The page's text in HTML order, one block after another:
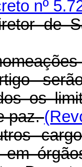
nº
de
os
paz.
em